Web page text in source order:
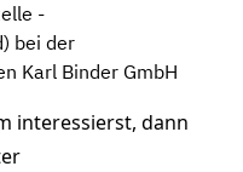
-
bei der
Karl Binder GmbH
interessierst, dann